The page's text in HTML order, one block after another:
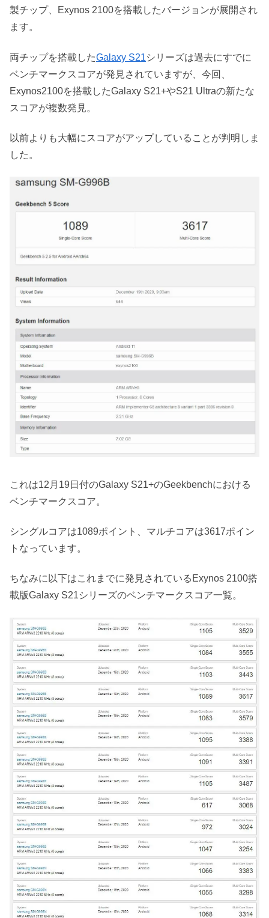
製チップ、Exynos 2100を搭載したバージョンが展開され
ます。
両チップを搭載したGalaxy S21シリーズは過去にすでに
ベンチマークスコアが発見されていますが、今回、
Exynos2100を搭載したGalaxy S21+やS21 Ultraの新たな
スコアが複数発見。
以前よりも大幅にスコアがアップしていることが判明しま
した。
これは12月19日付のGalaxy S21+のGeekbenchにおける
ベンチマークスコア。
シングルコアは1089ポイント、マルチコアは3617ポイン
トなっています。
ちなみに以下はこれまでに発見されているExynos 2100搭
載版Galaxy S21シリーズのベンチマークスコア一覧。